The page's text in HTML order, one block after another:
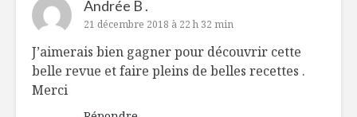
Andrée B .
21 décembre 2018 à 22 h 32 min
J’aimerais bien gagner pour découvrir cette
belle revue et faire pleins de belles recettes .
Merci